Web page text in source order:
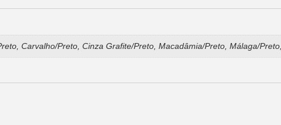
Carvalho/Preto, Cinza Grafite/Preto, Macadâmia/Preto, Málaga/